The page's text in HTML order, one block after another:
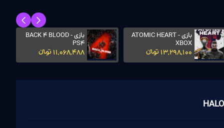
بازی ATOMIC HEART -
XBOX
13,298,100 تومانءءء
بازی BACK 4 BLOOD -
PS4
11,068,488 تومانءءء